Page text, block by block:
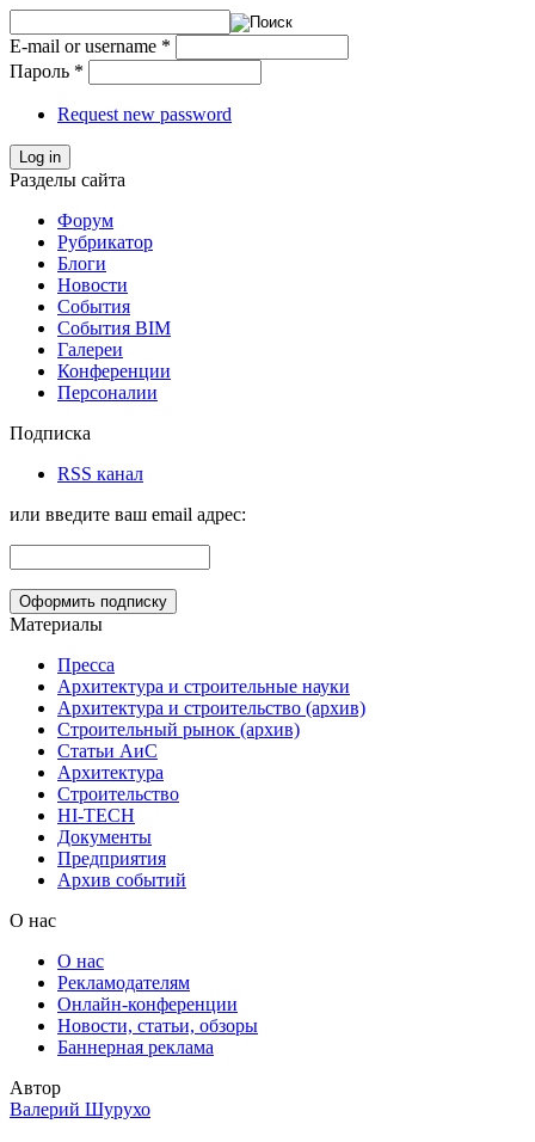
E-mail or username *
Пароль *
Request new password
Log in
Разделы сайта
Форум
Рубрикатор
Блоги
Новости
События
События BIM
Галереи
Конференции
Персоналии
Подписка
RSS канал
или введите ваш email адрес:
Материалы
Пресса
Архитектура и строительные науки
Архитектура и строительство (архив)
Строительный рынок (архив)
Статьи АиС
Архитектура
Строительство
HI-TECH
Документы
Предприятия
Архив событий
О нас
О нас
Рекламодателям
Онлайн-конференции
Новости, статьи, обзоры
Баннерная реклама
Автор
Валерий Шурухо